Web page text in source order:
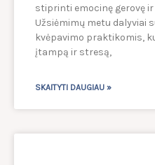
stiprinti emocinę gerovę
Užsiėmimų metu dalyviai
kvėpavimo praktikomis,
įtampą ir stresą,
SKAITYTI DAUGIAU »